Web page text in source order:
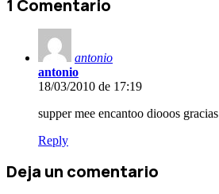
1 Comentario
antonio
antonio
18/03/2010 de 17:19
supper mee encantoo diooos gracias
Reply
Deja un comentario